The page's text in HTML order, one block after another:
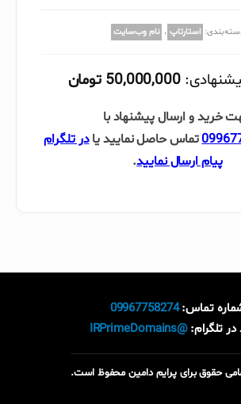
استارتاپ ، نام وب‌سایت
50,000,000 تومان
خرید و ارسال پیشنهاد با
تماس حاصل نمایید یادر تلگرام
پیام ارسال نمایید.
تماس:09967758274
در تلگرام:@IRPrimeDomains